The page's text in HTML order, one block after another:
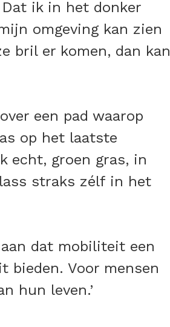
ik in het donker
omgeving kan zien
bril er komen, dan kan
een pad waarop
op het laatste
echt, groen gras, in
straks zélf in het
dat mobiliteit een
bieden. Voor mensen
hun leven.’